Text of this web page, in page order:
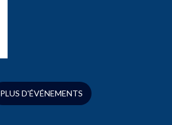
PLUS D'ÉVÉNEMENTS